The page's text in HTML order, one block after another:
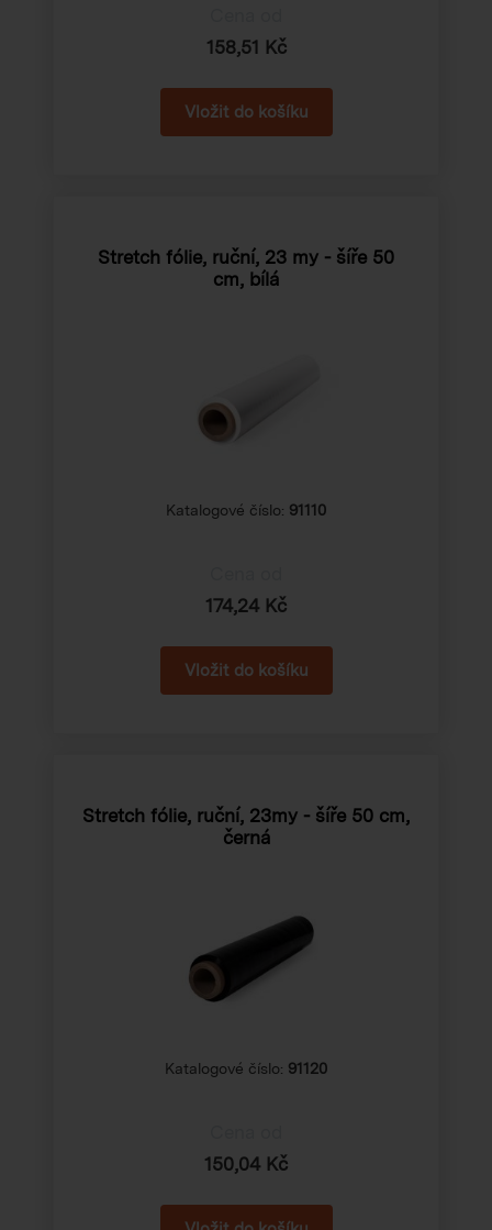
158,51 Kč
Stretch fólie, ruční, 23 my - šíře 50
cm, bílá
Katalogové číslo: 91110
174,24 Kč
Stretch fólie, ruční, 23my - šíře 50 cm,
černá
Katalogové číslo: 91120
150,04 Kč